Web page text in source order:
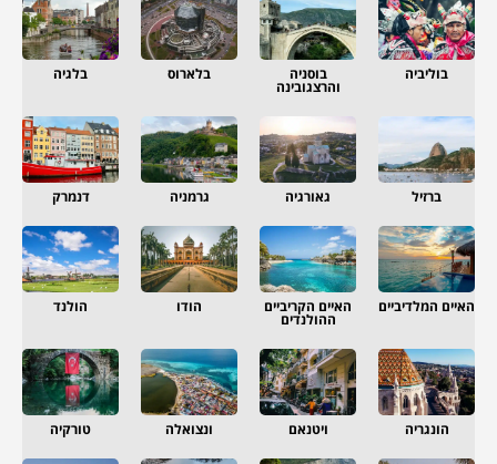
בוליביה בוסניה
והרצגובינה
בלארוס בלגיה
ברזיל גאורגיה גרמניה דנמרק
האיים המלדיביים האיים הקריביים
ההולנדים
הודו הולנד
הונגריה ויטנאם ונצואלה טורקיה